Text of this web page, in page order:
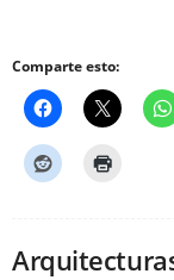
Comparte esto: